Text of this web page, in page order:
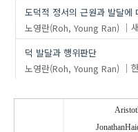
도덕적 정서의 근원과 발달에
노영란(Roh, Young Ran)
덕 발달과 행위판단
노영란(Roh, Young Ran)